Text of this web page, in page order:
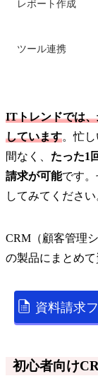
レポート作成
ツール連携
ITトレンドでは
しています。忙
間なく、 たった1
請求が可能です
してみてください
CRM（顧客管理シ
の製品にまとめて
資料請求
初心者向け